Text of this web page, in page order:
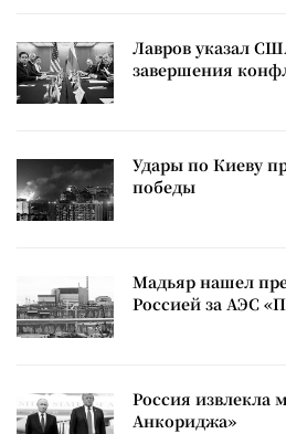
Лавров указал
завершения
Удары по Киеву
победы
Мадьяр нашел
Россией за АЭС
Россия извлекла
Анкориджа»